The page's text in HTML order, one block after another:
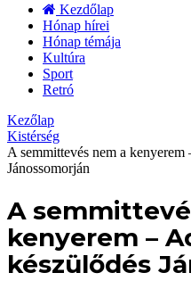
Kezdőlap
Hónap hírei
Hónap témája
Kultúra
Sport
Retró
Kezőlap
Kistérség
A semmittevés nem a
Jánossomorján
A
kenyerem –
készülődés